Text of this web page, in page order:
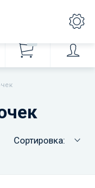
Сортировка: